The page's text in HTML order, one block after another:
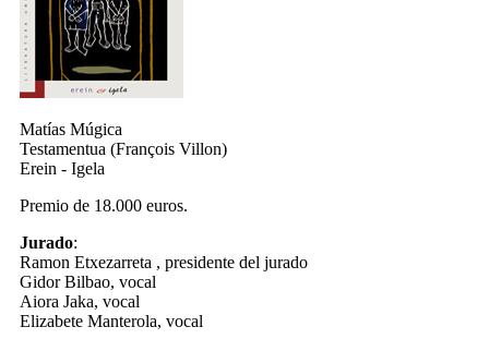
Matías Múgica
Testamentua (François Villon)
Erein - Igela
Premio de 18.000 euros.
Jurado:
Ramon Etxezarreta , presidente del jurado
Gidor Bilbao, vocal
Aiora Jaka, vocal
Elizabete Manterola, vocal